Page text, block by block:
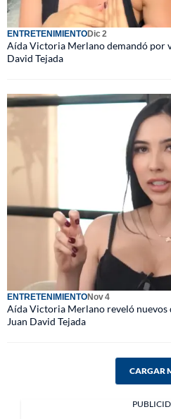
ENTRETENIMIENTODic 2
Aída Victoria Merlano demandó por
David Tejada
ENTRETENIMIENTONov 4
Aída Victoria Merlano reveló nuevos
Juan David Tejada
CARGAR